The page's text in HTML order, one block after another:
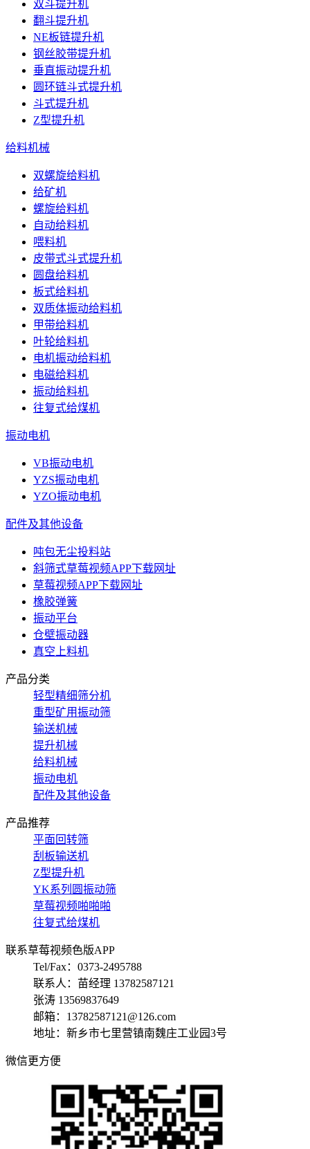
双斗提升机
翻斗提升机
NE板链提升机
钢丝胶带提升机
垂直振动提升机
圆环链斗式提升机
斗式提升机
Z型提升机
给料机械
双螺旋给料机
给矿机
螺旋给料机
自动给料机
喂料机
皮带式斗式提升机
圆盘给料机
板式给料机
双质体振动给料机
甲带给料机
叶轮给料机
电机振动给料机
电磁给料机
振动给料机
往复式给煤机
振动电机
VB振动电机
YZS振动电机
YZO振动电机
配件及其他设备
吨包无尘投料站
斜筛式草莓视频APP下载网址
草莓视频APP下载网址
橡胶弹簧
振动平台
仓壁振动器
真空上料机
产品分类
轻型精细筛分机
重型矿用振动筛
输送机械
提升机械
给料机械
振动电机
配件及其他设备
产品推荐
平面回转筛
刮板输送机
Z型提升机
YK系列圆振动筛
草莓视频啪啪啪
往复式给煤机
联系草莓视频色版APP
Tel/Fax：0373-2495788
联系人：苗经理 13782587121
张涛 13569837649
邮箱：13782587121@126.com
地址：新乡市七里营镇南魏庄工业园3号
微信更方便